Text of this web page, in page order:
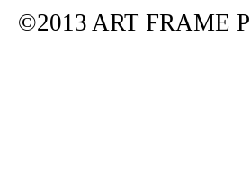
©2013 ART FRAME